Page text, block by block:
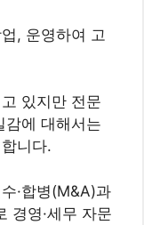
, 운영하여 고
있지만 전문
감에 대해서는
니다.
·합병(M&A)과
경영·세무 자문